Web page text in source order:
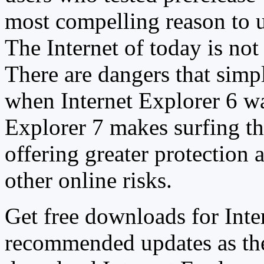
most compelling reason to
The Internet of today is
There are dangers that
when Internet Explorer 6
Explorer 7 makes surfing
offering greater protection
other online risks.
Get free downloads for
recommended updates as